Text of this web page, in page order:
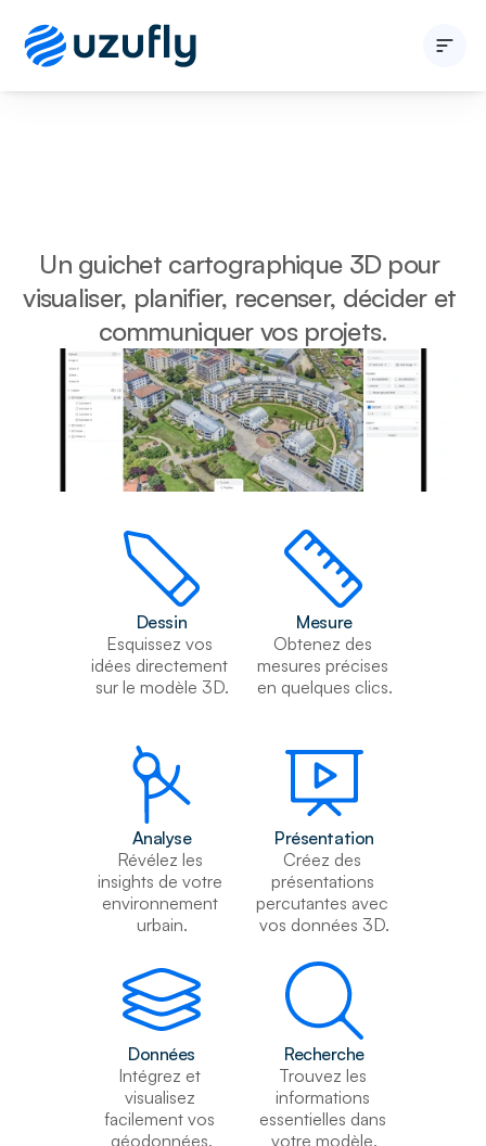
Nous contacter
Un guichet cartographique 3D pour
visualiser, planifier, recenser, décider et
communiquer vos projets.
Dessin
Esquissez vos
idées directement
sur le modèle 3D.
Mesure
Obtenez des
mesures précises
en quelques clics.
Analyse
Révélez les
insights de votre
environnement
urbain.
Présentation
Créez des
présentations
percutantes avec
vos données 3D.
Données
Intégrez et
visualisez
facilement vos
géodonnées.
Recherche
Trouvez les
informations
essentielles dans
votre modèle.